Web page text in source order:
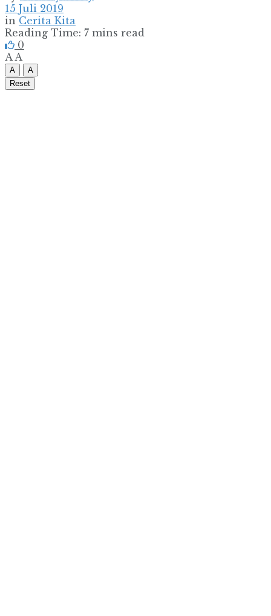
15 Juli 2019
in Cerita Kita
Reading Time: 7 mins read
0
A A
A
A
Reset